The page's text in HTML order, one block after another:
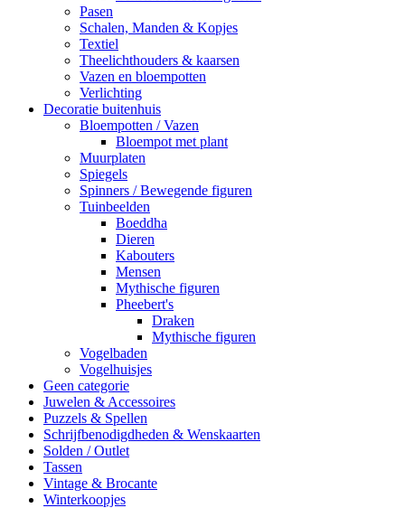
Pasen
Schalen, Manden & Kopjes
Textiel
Theelichthouders & kaarsen
Vazen en bloempotten
Verlichting
Decoratie buitenhuis
Bloempotten / Vazen
Bloempot met plant
Muurplaten
Spiegels
Spinners / Bewegende figuren
Tuinbeelden
Boeddha
Dieren
Kabouters
Mensen
Mythische figuren
Pheebert's
Draken
Mythische figuren
Vogelbaden
Vogelhuisjes
Geen categorie
Juwelen & Accessoires
Puzzels & Spellen
Schrijfbenodigdheden & Wenskaarten
Solden / Outlet
Tassen
Vintage & Brocante
Winterkoopjes